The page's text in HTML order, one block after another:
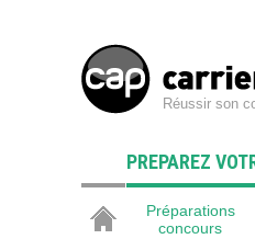
Réussir son
PREPAREZ
Préparations
concours